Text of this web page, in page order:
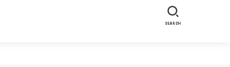
SEARCH